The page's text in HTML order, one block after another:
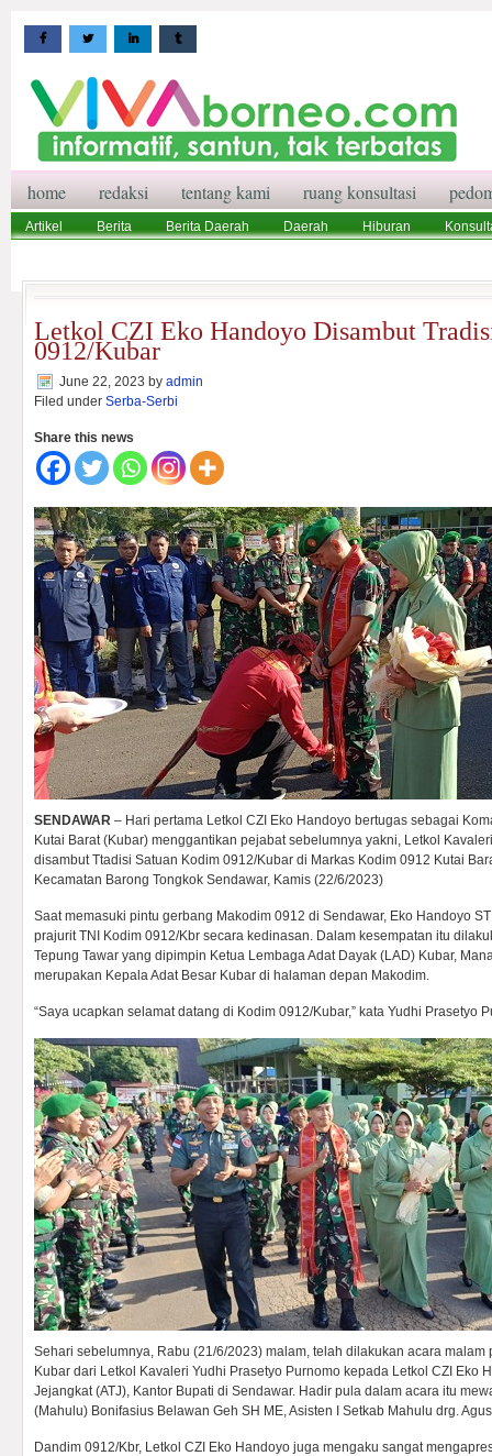
home redaksi tentang kami ruang konsultasi
Artikel Berita Berita Daerah Daerah Hiburan
Letkol CZI Eko Handoyo Disambut
0912/Kubar
June 22, 2023 by admin
Filed under Serba-Serbi
Share this news
SENDAWAR – Hari pertama Letkol CZI Eko Handoyo bertugas sebagai
Kutai Barat (Kubar) menggantikan pejabat sebelumnya yakni, Letkol
disambut Ttadisi Satuan Kodim 0912/Kubar di Markas Kodim 0912 Kutai
Kecamatan Barong Tongkok Sendawar, Kamis (22/6/2023)
Saat memasuki pintu gerbang Makodim 0912 di Sendawar, Eko Handoyo
prajurit TNI Kodim 0912/Kbr secara kedinasan. Dalam kesempatan itu
Tepung Tawar yang dipimpin Ketua Lembaga Adat Dayak (LAD) Kubar,
merupakan Kepala Adat Besar Kubar di halaman depan Makodim.
“Saya ucapkan selamat datang di Kodim 0912/Kubar,” kata Yudhi Prasetyo
Sehari sebelumnya, Rabu (21/6/2023) malam, telah dilakukan acara malam
Kubar dari Letkol Kavaleri Yudhi Prasetyo Purnomo kepada Letkol CZI Eko
Jejangkat (ATJ), Kantor Bupati di Sendawar. Hadir pula dalam acara itu
(Mahulu) Bonifasius Belawan Geh SH ME, Asisten I Setkab Mahulu drg.
Dandim 0912/Kbr, Letkol CZI Eko Handoyo juga mengaku sangat